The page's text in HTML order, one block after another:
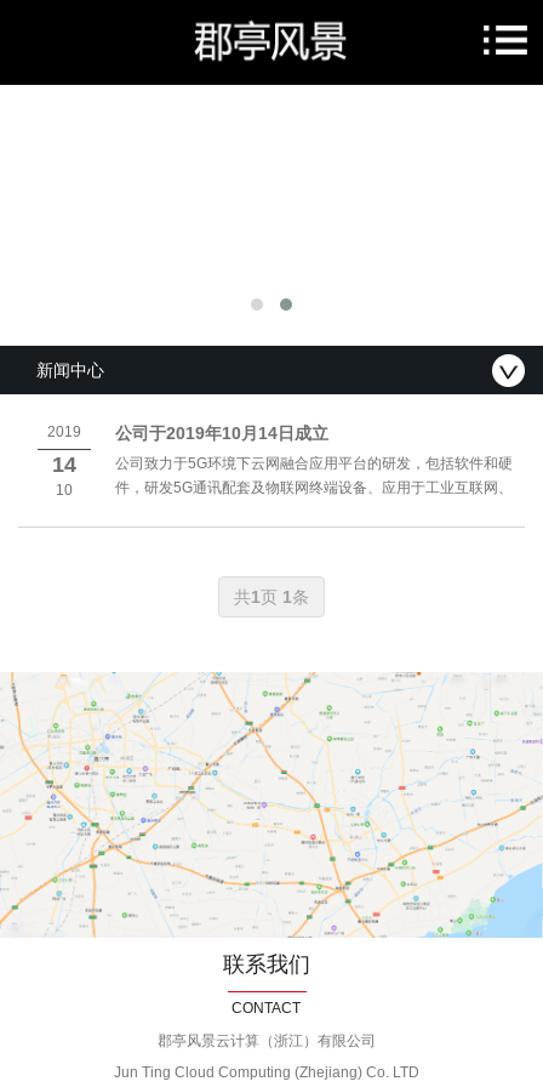
新闻中心
2019
14
10
公司于2019年10月14日成立
公司致力于5G环境下云网融合应用平台的研发，包括软件和硬
件，研发5G通讯配套及物联网终端设备、应用于工业互联网、
共1页 1条
联系我们
CONTACT
郡亭风景云计算（浙江）有限公司
Jun Ting Cloud Computing (Zhejiang) Co. LTD